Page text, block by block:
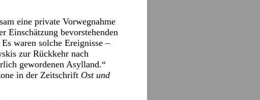
eine private Vorwegnahme
Einschätzung bevorstehenden
waren solche Ereignisse –
zur Rückkehr nach
gewordenen Asylland.“
in der Zeitschrift Ost und